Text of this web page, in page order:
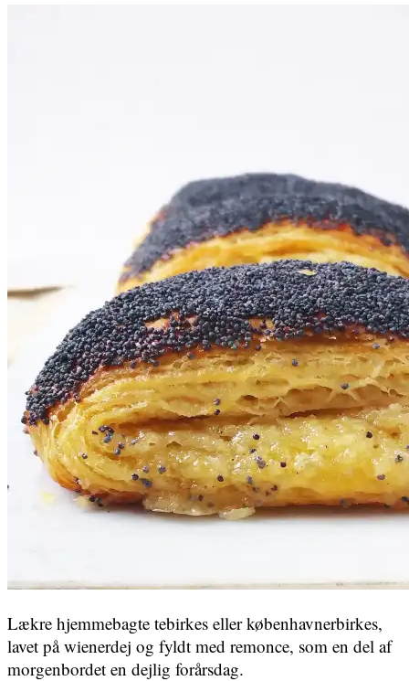
Lækre hjemmebagte tebirkes eller københavnerbirkes,
lavet på wienerdej og fyldt med remonce, som en del af
morgenbordet en dejlig forårsdag.